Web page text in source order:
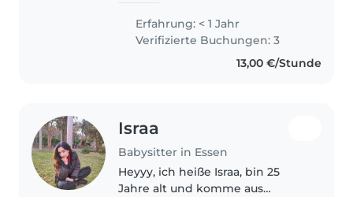
geduldige, zuverlassige und
freundliche Person. Obwohl ich
Erfahrung: < 1 Jahr
Verifizierte Buchungen: 3
13,00 €/Stunde
Israa
Babysitter in Essen
Heyyy, ich heiße Israa, bin 25
Jahre alt und komme aus